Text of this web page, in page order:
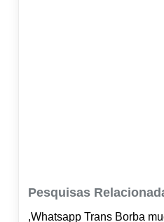
Pesquisas
,Whatsapp Trans Borba